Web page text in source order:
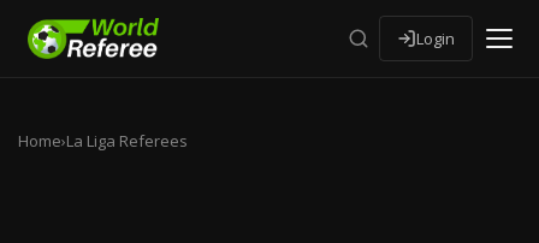
Login
Home›La Liga Referees